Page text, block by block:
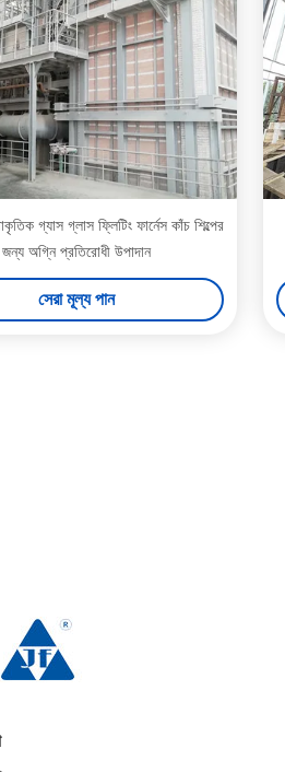
গ্যাস গ্লাস ফ্লিটিং ফার্নেস কাঁচ শিল্পের
জন্য অগ্নি প্রতিরোধী উপাদান
সেরা মূল্য পান